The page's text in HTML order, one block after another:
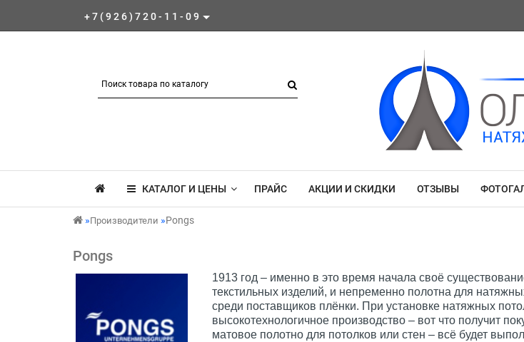
+7(926)720-11-09
КАТАЛОГ И ЦЕНЫ ПРАЙС АКЦИИ И СКИДКИ ОТЗЫВЫ
Производители Pongs
Pongs
1913 год – именно в это время начала своё
текстильных изделий, и непременно полотна для
среди поставщиков плёнки. При установке натяжных
высокотехнологичное производство – вот что получит
матовое полотно для потолков или стен – всё будет